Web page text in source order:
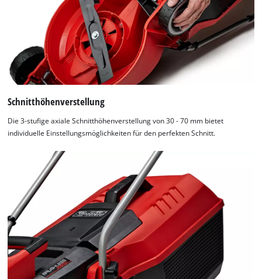
Schnitthöhenverstellung
Die 3-stufige axiale Schnitthöhenverstellung von 30 - 70 mm bietet
individuelle Einstellungsmöglichkeiten für den perfekten Schnitt.